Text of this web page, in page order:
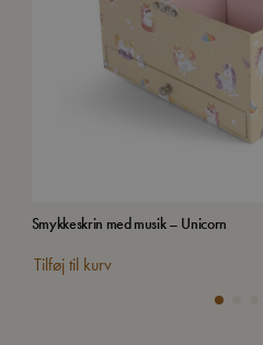
Smykkeskrin med musik – Unicorn
Tilføj til kurv